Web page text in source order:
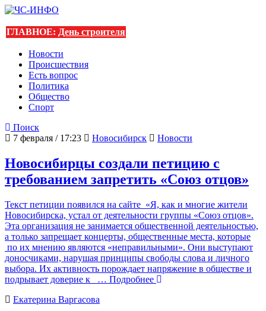
ГЛАВНОЕ: День строителя
Новости
Происшествия
Есть вопрос
Политика
Общество
Спорт
Поиск
7 февраля / 17:23
Новосибирск Новости
Новосибирцы создали петицию с
требованием запретить «Союз отцов»
Текст петиции появился на сайте «Я, как и многие жители
Новосибирска, устал от деятельности группы «Союз отцов».
Эта организация не занимается общественной деятельностью,
а только запрещает концерты, общественные места, которые
по их мнению являются «неправильными». Они выступают
доносчиками, нарушая принципы свободы слова и личного
выбора. Их активность порождает напряжение в обществе и
подрывает доверие к
… Подробнее
Екатерина Варгасова